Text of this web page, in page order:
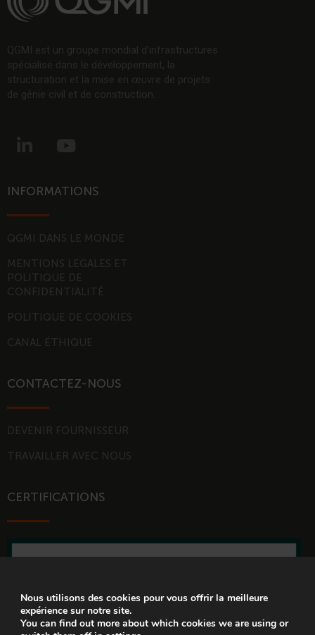
QGMI est un groupe mondial d’infrastructures
spécialisé dans le développement, la
structuration et la mise en œuvre de projets
de génie civil et de construction.
i
k
i
n
-
i
n
Y
o
t
e
INFORMATIONS
QGMI DANS LE MONDE
MENTIONS LEGALES ET
POLITIQUE DE
CONFIDENTIALITÉ
POLITIQUE DE COOKIES
CANAL ÉTHIQUE
CONTACTEZ-NOUS
DEVENIR FOURNISSEUR
TRAVAILLER AVEC NOUS
CERTIFICATIONS
Nous utilisons des cookies pour vous offrir la meilleure
expérience sur notre site.
You can find out more about which cookies we are using or